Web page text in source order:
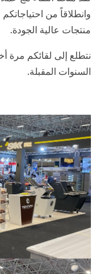
وانطلاقاً من
منتجات عالية الجودة.
نتطلع إلى لقائكم مرة
السنوات المقبلة.